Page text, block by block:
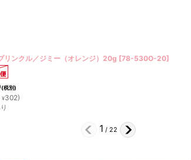
リンクル／ジミー（ライムグリーン）20g [78350I-20
(税別)
¥302)
2 /22